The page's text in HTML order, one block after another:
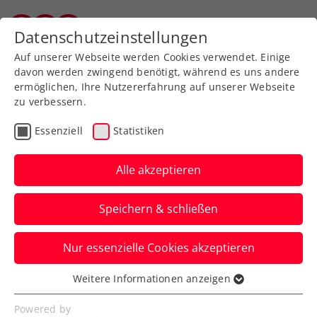
Zurück zur Newsübersicht
Turniere
TE Bad Waltersdorf:
Starker Mittermayr
schrammt am Double
vorbei
Die ÖTV-Nachwuchshoffnung zeigt in der
Steiermark mit Einzelfinale und
Doppeltitel auf.
Datenschutzeinstellungen
Auf unserer Webseite werden Cookies verwendet. Einige
davon werden zwingend benötigt, während es uns andere
ermöglichen, Ihre Nutzererfahrung auf unserer Webseite
zu verbessern.
Essenziell Statistiken
Alle akzeptieren
Speichern & schließen
Nur essenzielle Cookies akzeptieren
Essenziell
Essenzielle Cookies werden für grundlegende
Weitere Informationen anzeigen
Powered by